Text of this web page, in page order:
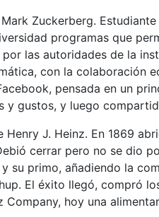
Zuckerberg.
programas que
las autoridades de la
con la colaboración
pensada en un
y gustos, y luego
Henry J. Heinz. En 1869
cerrar pero no se dio
su primo, añadiendo la
El éxito llegó, compró
Company, hoy una